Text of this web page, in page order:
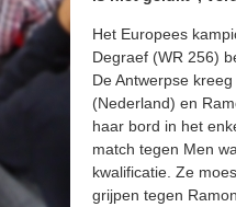
Het Europees
Degraef (WR 256)
De Antwerpse
(Nederland) en
haar bord in het
match tegen Men
kwalificatie. Ze
grijpen tegen